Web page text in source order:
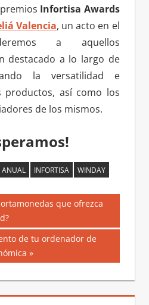
Infortisa Awards
Valencia, un acto en el
a aquellos
destacado a lo largo de
la versatilidad e
así como los
de los mismos.
ANUAL INFORTISA WINDAY
que ofrezca
de tu ordenador de